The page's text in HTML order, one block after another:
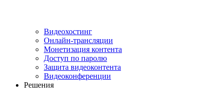
Видеохостинг
Онлайн-трансляции
Монетизация контента
Доступ по паролю
Защита видеоконтента
Видеоконференции
Решения